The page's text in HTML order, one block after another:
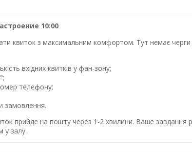
10:00
квиток з максимальним комфортом. Тут немає
вхідних квитків у фан-зону;
телефону;
замовлення.
прийде на пошту через 1-2 хвилини. Ваше
у залу.